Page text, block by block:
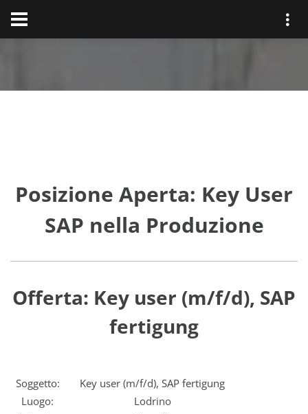
Posizione Aperta: Key User
SAP nella Produzione
Offerta: Key user (m/f/d), SAP
fertigung
Soggetto:
Key user (m/f/d), SAP fertigung
Luogo:
Lodrino